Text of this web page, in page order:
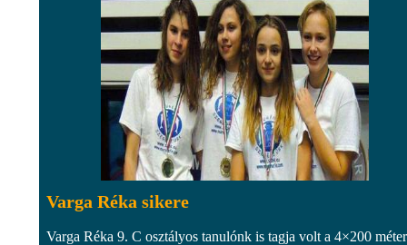
Varga Réka sikere
Varga Réka 9. C osztályos tanulónk is tagja volt a 4×200